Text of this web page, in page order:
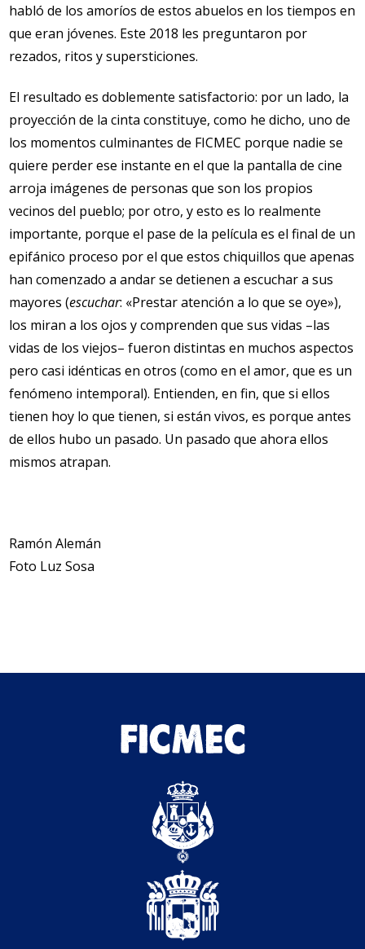
habló de los amoríos de estos abuelos en los tiempos en
que eran jóvenes. Este 2018 les preguntaron por
rezados, ritos y supersticiones.
El resultado es doblemente satisfactorio: por un lado, la
proyección de la cinta constituye, como he dicho, uno de
los momentos culminantes de FICMEC porque nadie se
quiere perder ese instante en el que la pantalla de cine
arroja imágenes de personas que son los propios
vecinos del pueblo; por otro, y esto es lo realmente
importante, porque el pase de la película es el final de un
epifánico proceso por el que estos chiquillos que apenas
han comenzado a andar se detienen a escuchar a sus
mayores (escuchar: «Prestar atención a lo que se oye»),
los miran a los ojos y comprenden que sus vidas –las
vidas de los viejos– fueron distintas en muchos aspectos
pero casi idénticas en otros (como en el amor, que es un
fenómeno intemporal). Entienden, en fin, que si ellos
tienen hoy lo que tienen, si están vivos, es porque antes
de ellos hubo un pasado. Un pasado que ahora ellos
mismos atrapan.
Ramón Alemán
Foto Luz Sosa